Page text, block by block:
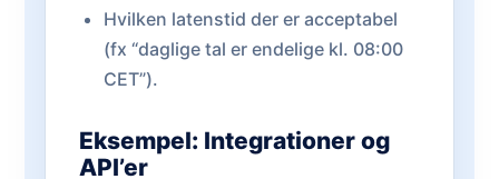
Hvilken latenstid der er acceptabel
(fx “daglige tal er endelige kl. 08:00
CET”).
Eksempel: Integrationer og
API’er